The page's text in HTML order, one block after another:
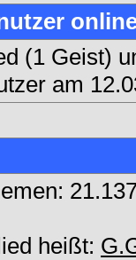
(1 Geist)
am
heißt: